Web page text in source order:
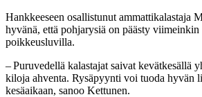
Hankkeeseen osallistunut ammattikalastaja
hyvänä, että pohjarysiä on päästy viimeinkin
poikkeusluvilla.
– Puruvedellä kalastajat saivat kevätkesällä
kiloja ahventa. Rysäpyynti voi tuoda hyvän
kesäaikaan, sanoo Kettunen.